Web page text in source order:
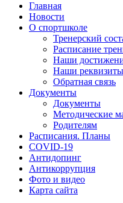
Главная
Новости
О спортшколе
Тренерский
Расписание
Наши
Наши
Обратная связь
Документы
Документы
Методические
Родителям
Расписания. Планы
COVID-19
Антидопинг
Антикоррупция
Фото и видео
Карта сайта